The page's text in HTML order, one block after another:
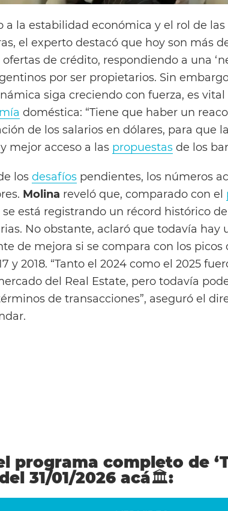
a la estabilidad económica y el rol de
el experto destacó que hoy son más
de crédito, respondiendo a una
por ser propietarios. Sin
siga creciendo con fuerza, es
doméstica: “Tiene que haber un
de los salarios en dólares, para que
mejor acceso a las propuestas de los
los desafíos pendientes, los números
Molina reveló que, comparado con el
se está registrando un récord histórico
No obstante, aclaró que todavía hay
de mejora si se compara con los picos
y 2018. “Tanto el 2024 como el 2025
del Real Estate, pero todavía
de transacciones”, aseguró el
programa completo de
31/01/2026 acá🏛️: